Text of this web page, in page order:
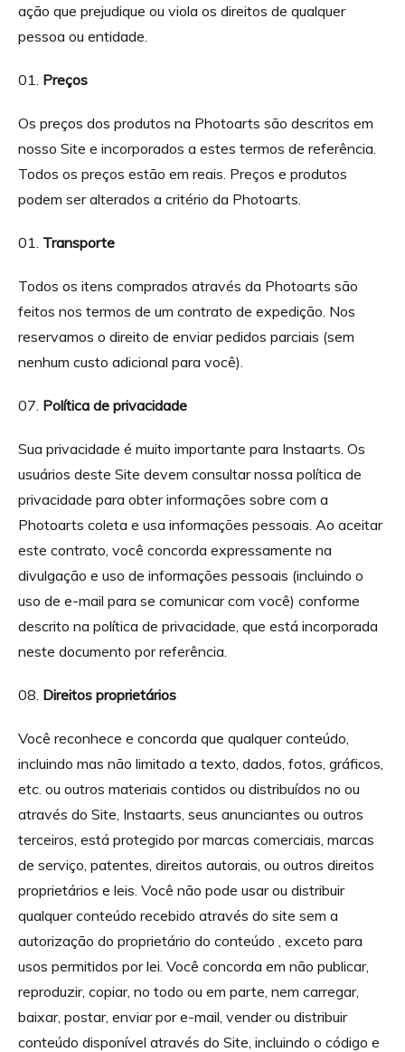
ação que prejudique ou viola os direitos de qualquer
pessoa ou entidade.
Preços
Os preços dos produtos na Photoarts são descritos em
nosso Site e incorporados a estes termos de referência.
Todos os preços estão em reais. Preços e produtos
podem ser alterados a critério da Photoarts.
Transporte
Todos os itens comprados através da Photoarts são
feitos nos termos de um contrato de expedição. Nos
reservamos o direito de enviar pedidos parciais (sem
nenhum custo adicional para você).
Política de privacidade
Sua privacidade é muito importante para Instaarts. Os
usuários deste Site devem consultar nossa política de
privacidade para obter informações sobre com a
Photoarts coleta e usa informações pessoais. Ao aceitar
este contrato, você concorda expressamente na
divulgação e uso de informações pessoais (incluindo o
uso de e-mail para se comunicar com você) conforme
descrito na política de privacidade, que está incorporada
neste documento por referência.
Direitos proprietários
Você reconhece e concorda que qualquer conteúdo,
incluindo mas não limitado a texto, dados, fotos, gráficos,
etc. ou outros materiais contidos ou distribuídos no ou
através do Site, Instaarts, seus anunciantes ou outros
terceiros, está protegido por marcas comerciais, marcas
de serviço, patentes, direitos autorais, ou outros direitos
proprietários e leis. Você não pode usar ou distribuir
qualquer conteúdo recebido através do site sem a
autorização do proprietário do conteúdo , exceto para
usos permitidos por lei. Você concorda em não publicar,
reproduzir, copiar, no todo ou em parte, nem carregar,
baixar, postar, enviar por e-mail, vender ou distribuir
conteúdo disponível através do Site, incluindo o código e